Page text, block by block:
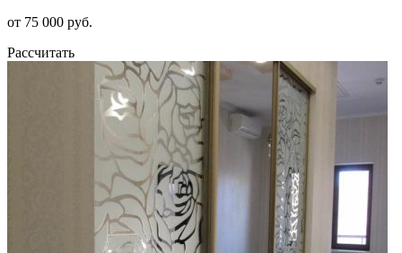
от 75 000 руб.
Рассчитать